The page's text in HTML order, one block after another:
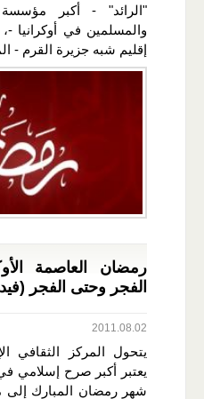
"الرائد" - أكبر
والمسلمين في أوكرانيا -،
إقليم شبه جزيرة القرم -
رمضان العاصمة
الفجر وحتى الفجر
2011.08.02
يتحول المركز الثقافي
يعتبر أكبر صرح إسلامي في
شهر رمضان المبارك إلى